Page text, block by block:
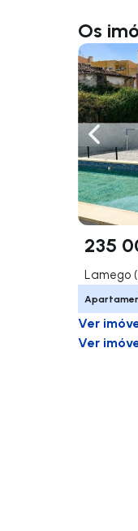
Os
235
Lamego
Ver
Ver